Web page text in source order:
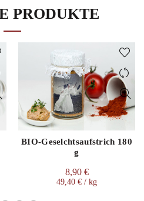
PRODUKTE
BIO-Geselchtsaufstrich 180
g
8,90 €
49,40 € / kg